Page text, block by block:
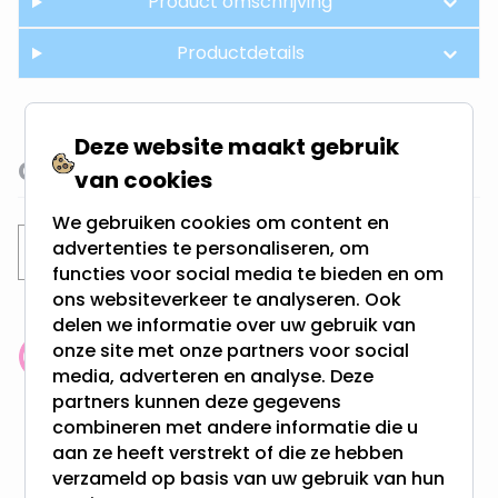
Productdetails
Gerelateerde categorieën
LED Lampen GU10 LED Spots
Klantenbeoordeling: 9.4/10
meer dan 100.000 klanten gingen u voor
Gratis verzending + snel geleverd
Vanaf EUR100,- naar NL & BE
Deze website maakt gebruik
van cookies
We gebruiken cookies om content en
advertenties te personaliseren, om
functies voor social media te bieden en om
ons websiteverkeer te analyseren. Ook
delen we informatie over uw gebruik van
onze site met onze partners voor social
media, adverteren en analyse. Deze
partners kunnen deze gegevens
combineren met andere informatie die u
aan ze heeft verstrekt of die ze hebben
verzameld op basis van uw gebruik van hun